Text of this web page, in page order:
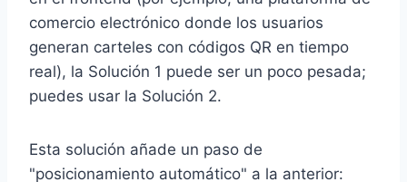
comercio electrónico donde los usuarios
generan carteles con códigos QR en tiempo
real), la Solución 1 puede ser un poco pesada;
puedes usar la Solución 2.
Esta solución añade un paso de
"posicionamiento automático" a la anterior: